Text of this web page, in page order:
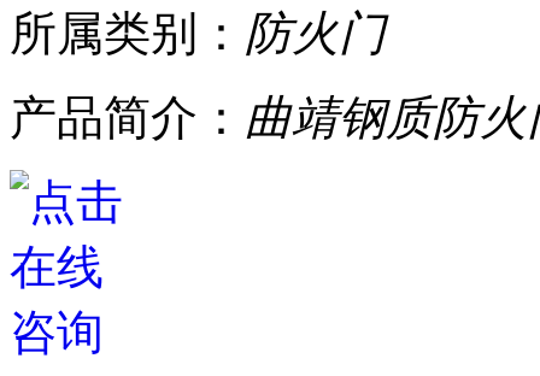
所属类别： ​防火门
产品简介： 曲靖钢质防火